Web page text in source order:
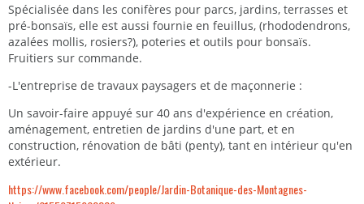
Spécialisée dans les conifères pour parcs, jardins, terrasses et
pré-bonsaïs, elle est aussi fournie en feuillus, (rhododendrons,
azalées mollis, rosiers?), poteries et outils pour bonsaïs.
Fruitiers sur commande.
-L'entreprise de travaux paysagers et de maçonnerie :
Un savoir-faire appuyé sur 40 ans d'expérience en création,
aménagement, entretien de jardins d'une part, et en
construction, rénovation de bâti (penty), tant en intérieur qu'en
extérieur.
https://www.facebook.com/people/Jardin-Botanique-des-Montagnes-